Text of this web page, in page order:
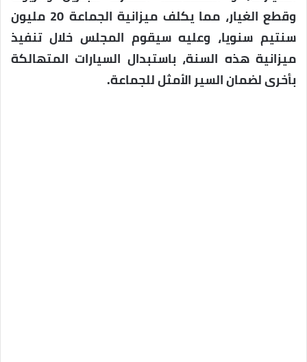
وقطع الغيار، مما يكلف ميزانية الجماعة 20 مليون
سنتيم سنويا، وعليه سيقوم المجلس خلال تنفيذ
ميزانية هذه السنة، باستبدال السيارات المتهالكة
بأخرى لضمان السير الأمثل للجماعة.